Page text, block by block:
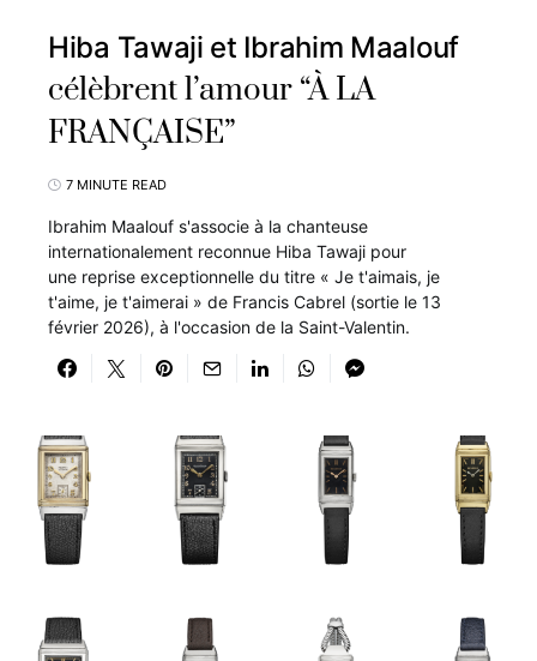
Hiba Tawaji et Ibrahim Maalouf
célèbrent l’amour “À LA
FRANÇAISE”
7 MINUTE READ
Ibrahim Maalouf s'associe à la chanteuse
internationalement reconnue Hiba Tawaji pour
une reprise exceptionnelle du titre « Je t'aimais, je
t'aime, je t'aimerai » de Francis Cabrel (sortie le 13
février 2026), à l'occasion de la Saint-Valentin.